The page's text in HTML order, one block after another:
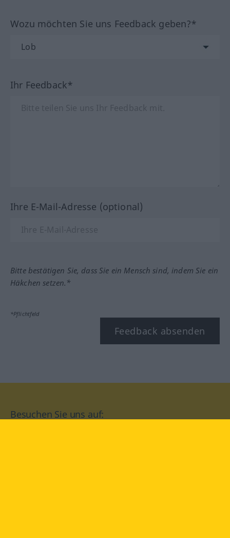
Wozu möchten Sie uns Feedback geben?*
Ihr Feedback*
Ihre E-Mail-Adresse (optional)
Bitte bestätigen Sie, dass Sie ein Mensch sind, indem Sie ein
Häkchen setzen.*
*Pflichtfeld
Feedback absenden
Besuchen Sie uns auf: